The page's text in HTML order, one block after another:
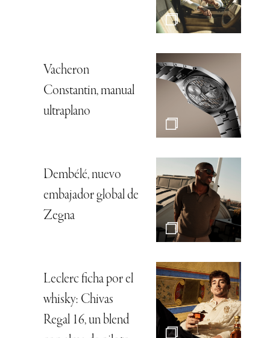
Vacheron
Constantin, manual
ultraplano
Dembélé, nuevo
embajador global de
Zegna
Leclerc ficha por el
whisky: Chivas
Regal 16, un blend